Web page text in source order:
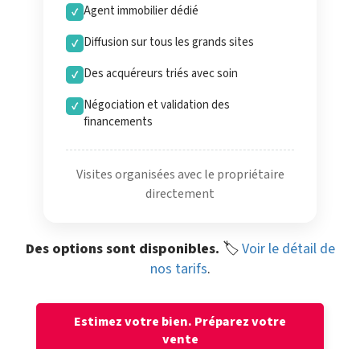
✓ Agent immobilier dédié
✓ Diffusion sur tous les grands sites
✓ Des acquéreurs triés avec soin
✓ Négociation et validation des
financements
Visites organisées avec le propriétaire
directement
Des options sont disponibles. 🏷️Voir le détail de
nos tarifs.
Estimez votre bien. Préparez votre
vente